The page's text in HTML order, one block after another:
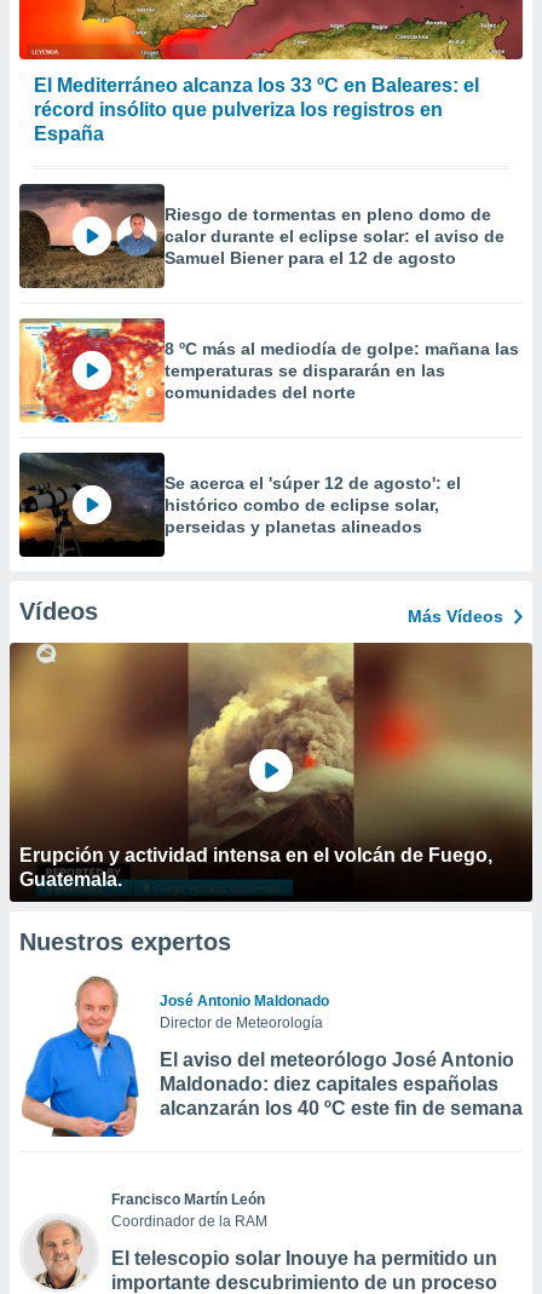
El Mediterráneo alcanza los 33 ºC en Baleares: el
récord insólito que pulveriza los registros en
España
Riesgo de tormentas en pleno domo de
calor durante el eclipse solar: el aviso de
Samuel Biener para el 12 de agosto
8 ºC más al mediodía de golpe: mañana las
temperaturas se dispararán en las
comunidades del norte
Se acerca el 'súper 12 de agosto': el
histórico combo de eclipse solar,
perseidas y planetas alineados
Vídeos Más Vídeos
Erupción y actividad intensa en el volcán de Fuego,
Guatemala.
Nuestros expertos
José Antonio Maldonado
Director de Meteorología
El aviso del meteorólogo José Antonio
Maldonado: diez capitales españolas
alcanzarán los 40 ºC este fin de semana
Francisco Martín León
Coordinador de la RAM
El telescopio solar Inouye ha permitido un
importante descubrimiento de un proceso